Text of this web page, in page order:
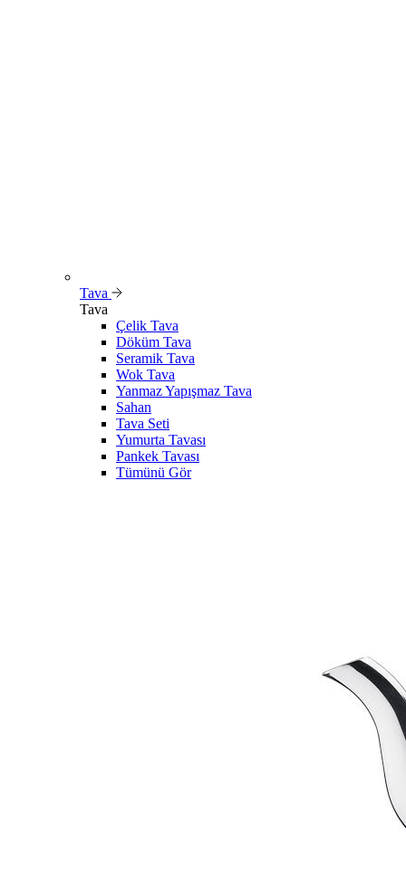
Tava
Tava
Çelik Tava
Döküm Tava
Seramik Tava
Wok Tava
Yanmaz Yapışmaz Tava
Sahan
Tava Seti
Yumurta Tavası
Pankek Tavası
Tümünü Gör